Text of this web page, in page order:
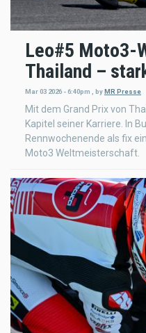
Leo#5 Moto3-
Thailand –
Mar 03 2026 - 6:40pm , by MR Presse
Mit dem Grand Prix von
Kapitel seiner Karriere. In
Rennwochenende als fix
Moto3 Weltmeisterschaft.